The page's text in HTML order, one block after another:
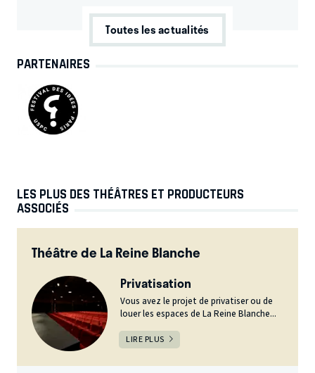
Toutes les actualités
PARTENAIRES
LES PLUS DES THÉÂTRES ET PRODUCTEURS
ASSOCIÉS
Théâtre de La Reine Blanche
Privatisation
Vous avez le projet de privatiser ou de
louer les espaces de La Reine Blanche...
LIRE PLUS